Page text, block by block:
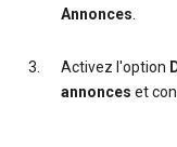
Annonces.
Activez l'option
annonces et